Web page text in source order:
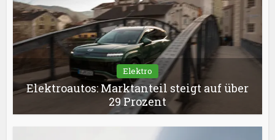
Elektro
Elektroautos: Marktanteil steigt auf über
29 Prozent